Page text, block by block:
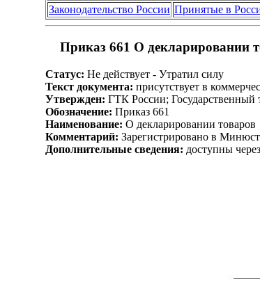
Законодательство России Принятые в
Приказ 661 О декларировании
Статус: Не действует - Утратил силу
Текст документа: присутствует в
Утвержден: ГТК России;
Обозначение: Приказ 661
Наименование: О декларировании товаров
Комментарий: Зарегистрировано в
Дополнительные сведения: доступны через